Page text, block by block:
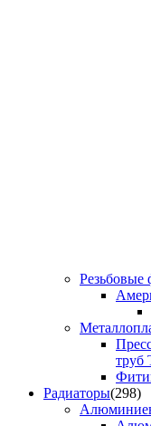
Резьбовые
труб
Радиаторы(298)